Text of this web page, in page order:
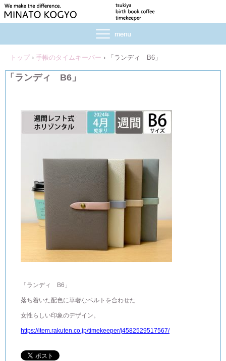
トップ › 手帳のタイムキーパー › 「ランディ B6」
「ランディ B6」
「ランディ B6」
落ち着いた配色に華奢なベルトを合わせた
女性らしい印象のデザイン。
https://item.rakuten.co.jp/timekeeper/j4582529517567/